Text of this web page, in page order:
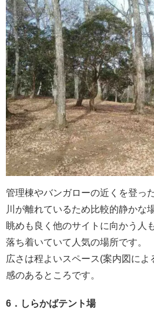
管理棟やバンガローの近くを登っ
川が離れているため比較的静かな
眺めも良く他のサイトに向かう人
落ち着いていて人気の場所です。
広さは程よいスペース(案内図に
感のあるところです。
6．しらかばテント場